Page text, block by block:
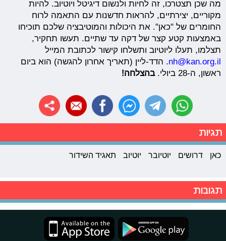
מה שכן תצטרכו, זה לחיות ולנשום דיגיטל ויוטיוב. להיות
מקוריים, יצירתיים, להראות חדשנות עם התאמה לרוח
החומרים של "כאן". את היכולות והמוטיבציה שלכם תוכיחו
באמצעות קטע קצר של דקה עד שתיים. תעשו תחקיר,
תצלמו, תעלו ליוטיוב ותשלחו קישור לכתובת המייל
nh@kan.org.il. הדד-ליין (תאריך אחרון להגשה) הוא ביום
ראשון, ה-28 ביולי.
בהצלחה!
תגיות
כאן דרושים יוטיובר יוטיוב תאגיד השידור
תגובות